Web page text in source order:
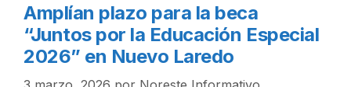
Amplían plazo para la beca
“Juntos por la Educación Especial
2026” en Nuevo Laredo